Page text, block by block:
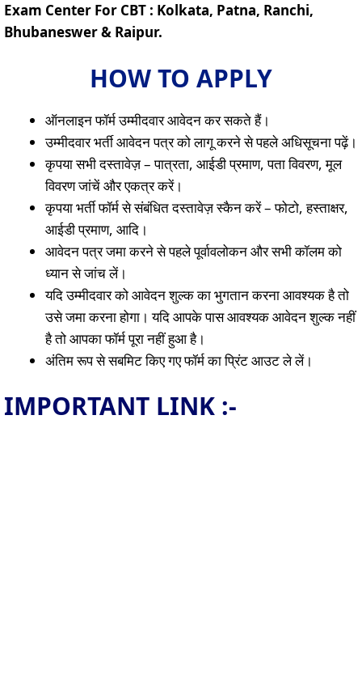
Exam Center For CBT : Kolkata, Patna, Ranchi,
Bhubaneswer & Raipur.
HOW TO APPLY
ऑनलाइन फॉर्म उम्मीदवार आवेदन कर सकते हैं।
उम्मीदवार भर्ती आवेदन पत्र को लागू करने से पहले अधिसूचना पढ़ें।
कृपया सभी दस्तावेज़ – पात्रता, आईडी प्रमाण, पता विवरण, मूल
विवरण जांचें और एकत्र करें।
कृपया भर्ती फॉर्म से संबंधित दस्तावेज़ स्कैन करें – फोटो, हस्ताक्षर,
आईडी प्रमाण, आदि।
आवेदन पत्र जमा करने से पहले पूर्वावलोकन और सभी कॉलम को
ध्यान से जांच लें।
यदि उम्मीदवार को आवेदन शुल्क का भुगतान करना आवश्यक है तो
उसे जमा करना होगा। यदि आपके पास आवश्यक आवेदन शुल्क नहीं
है तो आपका फॉर्म पूरा नहीं हुआ है।
अंतिम रूप से सबमिट किए गए फॉर्म का प्रिंट आउट ले लें।
IMPORTANT LINK :-